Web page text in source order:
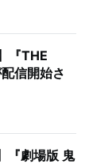
『THE
信開始さ
『劇場版 鬼